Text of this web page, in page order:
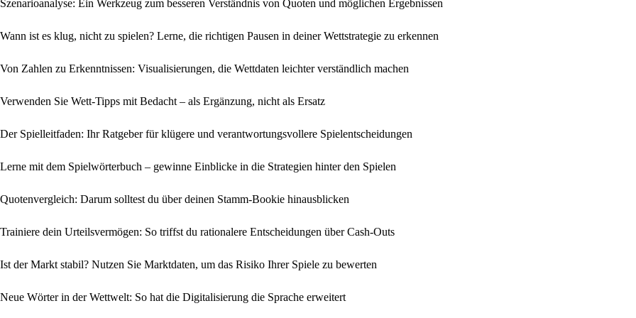
Szenarioanalyse: Ein Werkzeug zum besseren Verständnis von Quoten und möglichen Ergebnissen
Wann ist es klug, nicht zu spielen? Lerne, die richtigen Pausen in deiner Wettstrategie zu erkennen
Von Zahlen zu Erkenntnissen: Visualisierungen, die Wett­daten leichter verständlich machen
Verwenden Sie Wett-Tipps mit Bedacht – als Ergänzung, nicht als Ersatz
Der Spielleitfaden: Ihr Ratgeber für klügere und verantwortungsvollere Spielentscheidungen
Lerne mit dem Spielwörterbuch – gewinne Einblicke in die Strategien hinter den Spielen
Quotenvergleich: Darum solltest du über deinen Stamm-Bookie hinausblicken
Trainiere dein Urteilsvermögen: So triffst du rationalere Entscheidungen über Cash-Outs
Ist der Markt stabil? Nutzen Sie Marktdaten, um das Risiko Ihrer Spiele zu bewerten
Neue Wörter in der Wettwelt: So hat die Digitalisierung die Sprache erweitert